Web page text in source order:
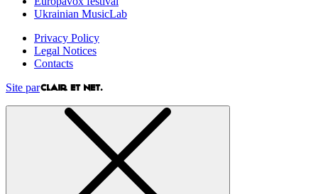
Ukrainian MusicLab
Privacy Policy
Legal Notices
Contacts
Site par